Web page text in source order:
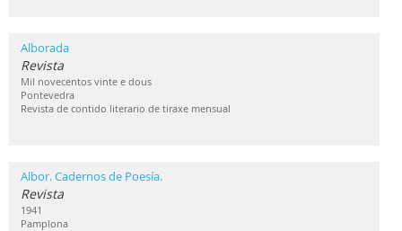
Alborada
Revista
Mil novecentos vinte e dous
Pontevedra
Revista de contido literario de tiraxe mensual
Albor. Cadernos de Poesía.
Revista
1941
Pamplona